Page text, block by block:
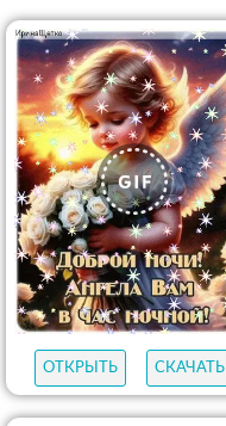
ОТКРЫТЬ
СКАЧАТЬ